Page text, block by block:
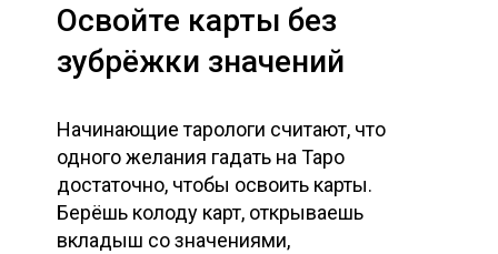
Освойте карты без
зубрёжки значений
Начинающие тарологи считают, что
одного желания гадать на Таро
достаточно, чтобы освоить карты.
Берёшь колоду карт, открываешь
вкладыш со значениями,